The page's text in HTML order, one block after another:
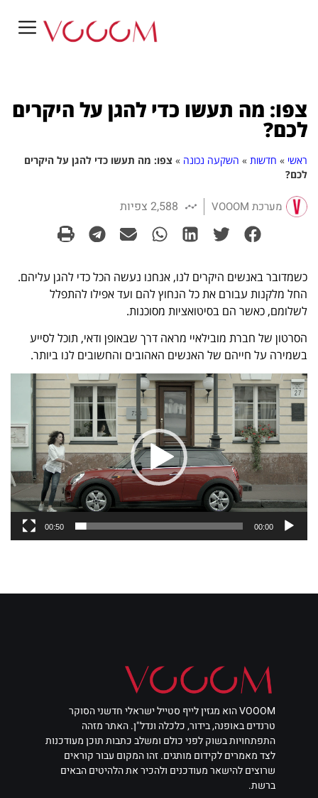
צפו: מה תעשו כדי להגן על היקרים
לכם?
ראשי » חדשות » השקעה נכונה » צפו: מה תעשו כדי להגן על היקרים
לכם?
מערכת VOOOM 2,588 צפיות
כשמדובר באנשים היקרים לנו, אנחנו נעשה הכל כדי להגן עליהם.
החל מלקנות עבורם את כל הנחוץ להם ועד אפילו להתפלל
לשלומם, כאשר הם בסיטואציות מסוכנות.
הסרטון של חברת מובילאיי מראה דרך שבאופן ודאי, תוכל לסייע
בשמירה על חייהם של האנשים האהובים והחשובים לנו ביותר.
נגן
וידאו
00:00
00:50
VOOOM הוא מגזין לייף סטייל ישראלי חדשני הסוקר
טרנדים באופנה, בידור, כלכלה ונדל"ן. האתר מזהה
התפתחויות בשוק לפני כולם ומשלב כתבות תוכן מעודכנות
לצד מאמרים לקידום מותגים. זהו המקום עבור קוראים
שרוצים להישאר מעודכנים ולהכיר את הלהיטים הבאים
ברשת.